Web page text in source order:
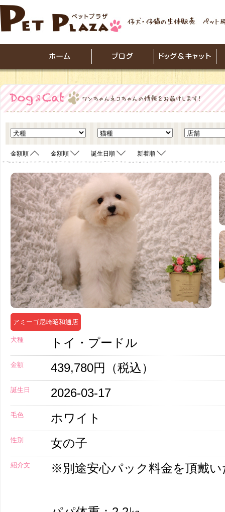
金額順 金額順 誕生日順 新着順
<
アミーゴ尼崎昭和通店
犬種 トイ・プードル
金額 439,780円（税込）
誕生日 2026-03-17
毛色 ホワイト
性別 女の子
紹介文 ※別途安心パック料金を頂戴